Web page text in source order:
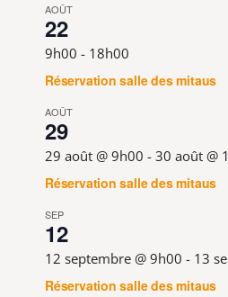
AOÛT
22
9h00 - 18h00
Réservation salle des mitaus
AOÛT
29
29 août @ 9h00 - 30 août @
Réservation salle des mitaus
SEP
12
12 septembre @ 9h00 - 13
Réservation salle des mitaus